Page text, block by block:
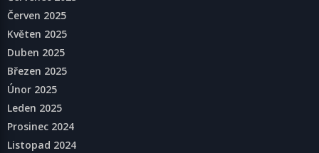
Červen 2025
Květen 2025
Duben 2025
Březen 2025
Únor 2025
Leden 2025
Prosinec 2024
Listopad 2024